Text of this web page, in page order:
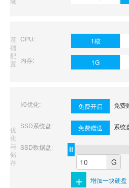
基
础
配
置
CPU: 1核
内存: 1G
优
化
与
储
存
I/0优化: 免费开启 免费
SSD系统盘: 免费赠送 系统
SSD数据盘:
G
+ 增加一块硬盘